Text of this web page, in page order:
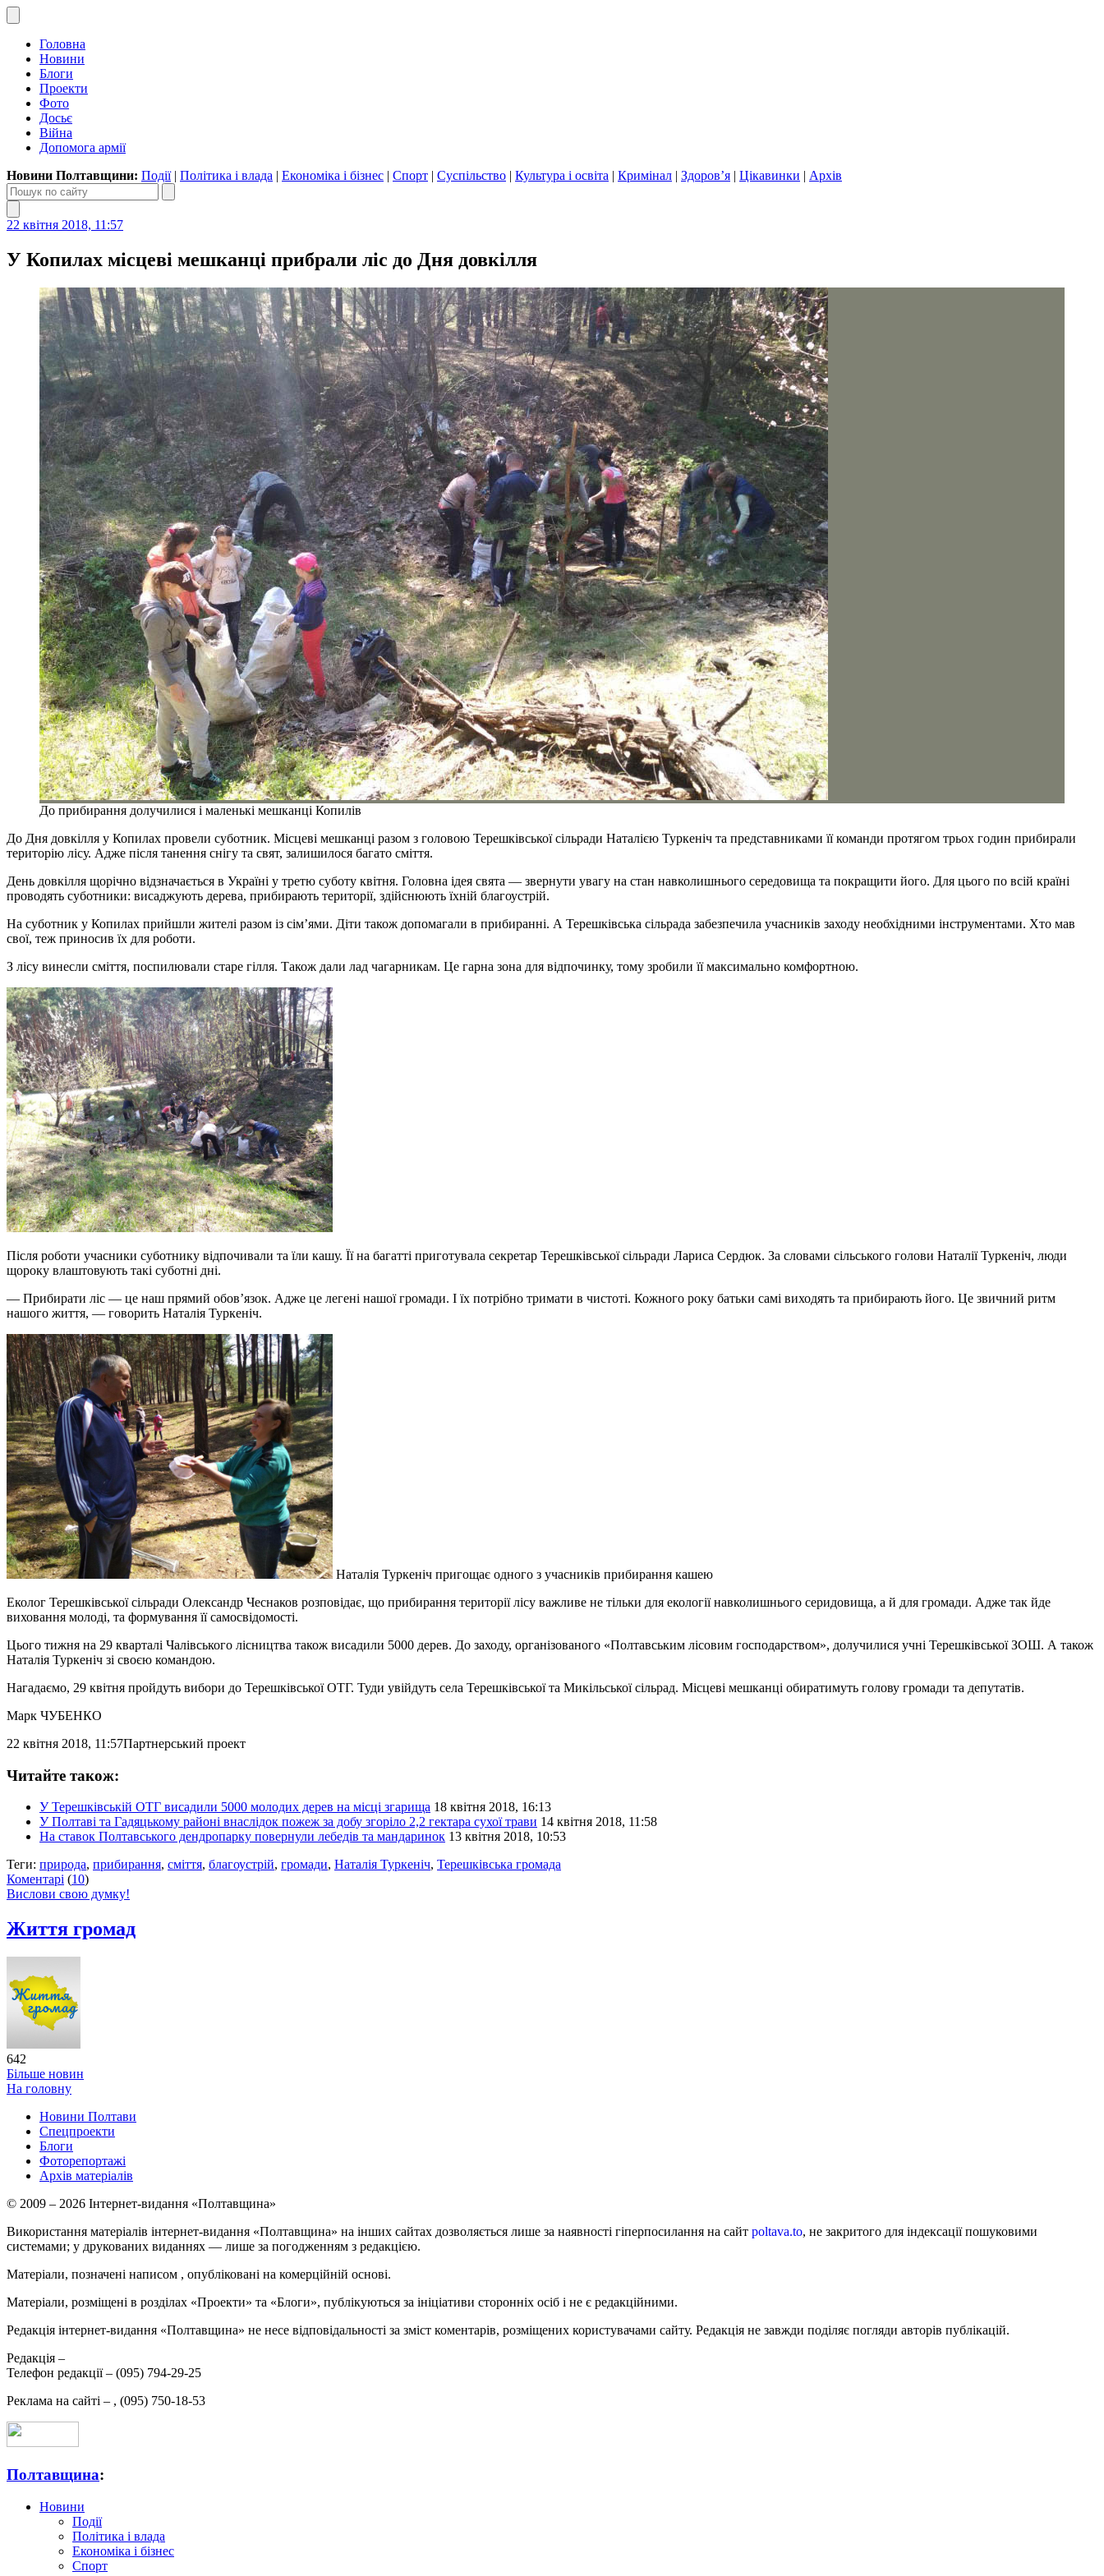
Головна
Новини
Блоги
Проекти
Фото
Досьє
Війна
Допомога армії
Новини Полтавщини: Події| Політика і влада | Економіка і бізнес | Спорт | Суспільство | Культура і освіта | Кримінал | Здоров’я | Цікавинки | Архів
22 квітня 2018, 11:57
У Копилах місцеві мешканці прибрали ліс до Дня довкілля
До прибирання долучилися і маленькі мешканці Копилів
До Дня довкілля у Копилах провели суботник. Місцеві мешканці разом з головою Терешківської сільради Наталією Туркеніч та представниками її команди протягом трьох годин прибирали
територію лісу. Адже після танення снігу та свят, залишилося багато сміття.
День довкілля щорічно відзначається в Україні у третю суботу квітня. Головна ідея свята — звернути увагу на стан навколишнього середовища та покращити його. Для цього по всій країні
проводять суботники: висаджують дерева, прибирають території, здійснюють їхній благоустрій.
На суботник у Копилах прийшли жителі разом із сім’ями. Діти також допомагали в прибиранні. А Терешківська сільрада забезпечила учасників заходу необхідними інструментами. Хто мав
свої, теж приносив їх для роботи.
З лісу винесли сміття, поспилювали старе гілля. Також дали лад чагарникам. Це гарна зона для відпочинку, тому зробили її максимально комфортною.
Після роботи учасники суботнику відпочивали та їли кашу. Її на багатті приготувала секретар Терешківської сільради Лариса Сердюк. За словами сільського голови Наталії Туркеніч, люди
щороку влаштовують такі суботні дні.
— Прибирати ліс — це наш прямий обов’язок. Адже це легені нашої громади. І їх потрібно тримати в чистоті. Кожного року батьки самі виходять та прибирають його. Це звичний ритм
нашого життя, — говорить Наталія Туркеніч.
Наталія Туркеніч пригощає одного з учасників прибирання кашею
Еколог Терешківської сільради Олександр Чеснаков розповідає, що прибирання території лісу важливе не тільки для екології навколишнього серидовища, а й для громади. Адже так йде
виховання молоді, та формування її самосвідомості.
Цього тижня на 29 кварталі Чалівського лісництва також висадили 5000 дерев. До заходу, організованого «Полтавським лісовим господарством», долучилися учні Терешківської ЗОШ. А також
Наталія Туркеніч зі своєю командою.
Нагадаємо, 29 квітня пройдуть вибори до Терешківської ОТГ. Туди увійдуть села Терешківської та Микільської сільрад. Місцеві мешканці обиратимуть голову громади та депутатів.
Марк ЧУБЕНКО
22 квітня 2018, 11:57Партнерський проект
Читайте також:
У Терешківській ОТГ висадили 5000 молодих дерев на місці згарища 18 квітня 2018, 16:13
У Полтаві та Гадяцькому районі внаслідок пожеж за добу згоріло 2,2 гектара сухої трави 14 квітня 2018, 11:58
На ставок Полтавського дендропарку повернули лебедів та мандаринок 13 квітня 2018, 10:53
Теги: природа, прибирання, сміття, благоустрій, громади, Наталія Туркеніч, Терешківська громада
Коментарі (10)
Вислови свою думку!
Життя громад
642
Більше новин
На головну
Новини Полтави
Спецпроекти
Блоги
Фоторепортажі
Архів матеріалів
© 2009 – 2026 Інтернет-видання «Полтавщина»
Використання матеріалів інтернет-видання «Полтавщина» на інших сайтах дозволяється лише за наявності гіперпосилання на сайт poltava.to, не закритого для індексації пошуковими
системами; у друкованих виданнях — лише за погодженням з редакцією.
Матеріали, позначені написом , опубліковані на комерційній основі.
Матеріали, розміщені в розділах «Проекти» та «Блоги», публікуються за ініціативи сторонніх осіб і не є редакційними.
Редакція інтернет-видання «Полтавщина» не несе відповідальності за зміст коментарів, розміщених користувачами сайту. Редакція не завжди поділяє погляди авторів публікацій.
Редакція –
Телефон редакції – (095) 794-29-25
Реклама на сайті – , (095) 750-18-53
Полтавщина:
Новини
Події
Політика і влада
Економіка і бізнес
Спорт